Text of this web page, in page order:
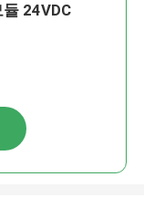
24VDC